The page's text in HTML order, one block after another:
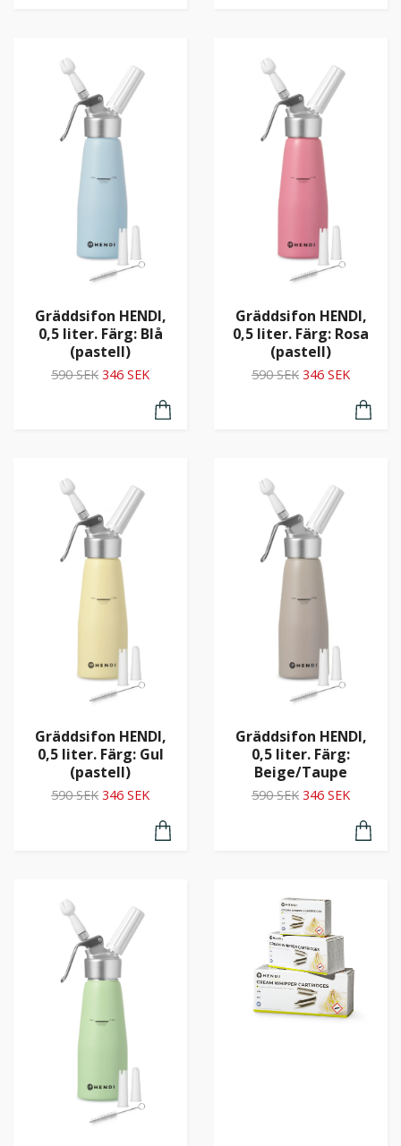
Gräddsifon HENDI,
0,5 liter. Färg: Blå
(pastell)
590 SEK 346 SEK
Gräddsifon HENDI,
0,5 liter. Färg: Rosa
(pastell)
590 SEK 346 SEK
Gräddsifon HENDI,
0,5 liter. Färg: Gul
(pastell)
590 SEK 346 SEK
Gräddsifon HENDI,
0,5 liter. Färg:
Beige/Taupe
590 SEK 346 SEK